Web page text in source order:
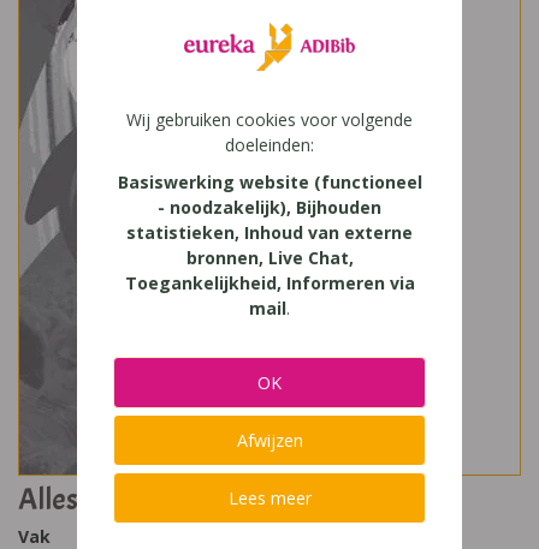
Alles im griff 2T
Vak
Wij gebruiken cookies voor volgende
doeleinden:
Basiswerking website (functioneel
- noodzakelijk), Bijhouden
statistieken, Inhoud van externe
bronnen, Live Chat,
Toegankelijkheid, Informeren via
mail.
OK
Afwijzen
Lees meer